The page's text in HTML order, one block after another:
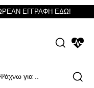
ΕΓΓΡΑΦΗ ΕΔΩ!
Ψάχνω για ..